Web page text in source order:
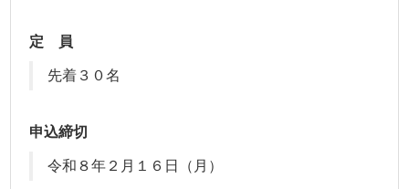
定 員
先着３０名
申込締切
令和８年２月１６日（月）